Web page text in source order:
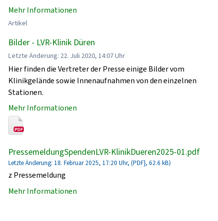
Mehr Informationen
Artikel
Bilder - LVR-Klinik Düren
Letzte Änderung: 22. Juli 2020, 14:07 Uhr
Hier finden die Vertreter der Presse einige Bilder vom
Klinikgelände sowie Innenaufnahmen von den einzelnen
Stationen.
Mehr Informationen
PressemeldungSpendenLVR-KlinikDueren2025-01.pdf
Letzte Änderung: 18. Februar 2025, 17:20 Uhr, (PDF}, 62.6 kB)
z Pressemeldung
Mehr Informationen